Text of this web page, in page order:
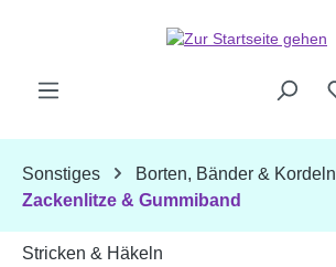
Sonstiges
Borten, Bänder & Kordeln
Zackenlitze & Gummiband
Stricken & Häkeln